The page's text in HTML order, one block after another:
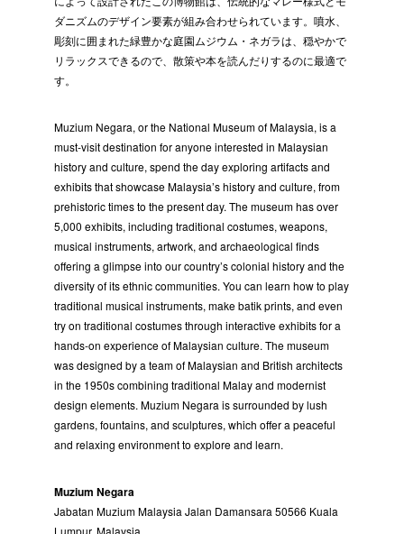
ダニズムのデザイン要素が組み合わせられています。噴水、
彫刻に囲まれた緑豊かな庭園ムジウム・ネガラは、穏やかで
リラックスできるので、散策や本を読んだりするのに最適で
す。
Muzium Negara, or the National Museum of Malaysia, is a
must-visit destination for anyone interested in Malaysian
history and culture, spend the day exploring artifacts and
exhibits that showcase Malaysia’s history and culture, from
prehistoric times to the present day. The museum has over
5,000 exhibits, including traditional costumes, weapons,
musical instruments, artwork, and archaeological finds
offering a glimpse into our country’s colonial history and the
diversity of its ethnic communities. You can learn how to play
traditional musical instruments, make batik prints, and even
try on traditional costumes through interactive exhibits for a
hands-on experience of Malaysian culture. The museum
was designed by a team of Malaysian and British architects
in the 1950s combining traditional Malay and modernist
design elements. Muzium Negara is surrounded by lush
gardens, fountains, and sculptures, which offer a peaceful
and relaxing environment to explore and learn.
Muzium Negara
Jabatan Muzium Malaysia Jalan Damansara 50566 Kuala
Lumpur, Malaysia